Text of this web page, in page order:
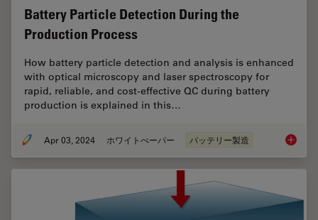
Battery Particle Detection During the
Production Process
How battery particle detection and analysis is enhanced
with optical microscopy and laser spectroscopy for
rapid, reliable, and cost-effective QC during battery
production is explained in this…
Apr 03, 2024 ホワイトぺーパー バッテリー製造 Battery